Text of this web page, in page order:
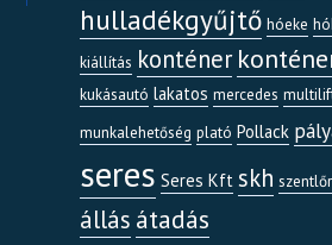
hulladékgyűjtő hóeke
kiállítás konténer
kukásautó lakatos mercedes
munkalehetőség plató Pollack
seres Seres Kft skh
állás átadás